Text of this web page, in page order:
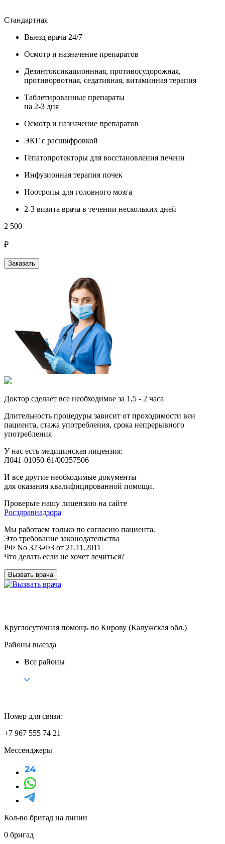
Стандартная
Выезд врача 24/7
Осмотр и назначение препаратов
Дезинтоксикационнная, противосудорожная,
противорвотная, седативная, витаминная терапия
Таблетированные препараты
на 2-3 дня
Осмотр и назначение препаратов
ЭКГ с расшифровкой
Гепатопротекторы для восстановления печени
Инфузионная терапия почек
Ноотропы для головного мозга
2-3 визита врача в течении нескольких дней
2 500
₽
Заказать
Доктор сделает все необходимое за 1,5 - 2 часа
Длительность процедуры зависит от проходимости вен
пациента, стажа употребления, срока непрерывного
употребления
У нас есть медицинская лицензия:
Л041-01050-61/00357506
И все другие необходимые документы
для оказания квалифицированной помощи.
Проверьте нашу лицензию на сайте
Росздравнадзора
Мы работаем только по согласию пациента.
Это требование законодательства
РФ No 323-ФЗ от 21.11.2011
Что делать если не хочет лечиться?
Вызвать врача
Круглосуточная помощь по Кирову (Калужская обл.)
Районы выезда
Все районы
Номер для связи:
+7 967 555 74 21
Мессенджеры
Кол-во бригад на линии
0 бригад